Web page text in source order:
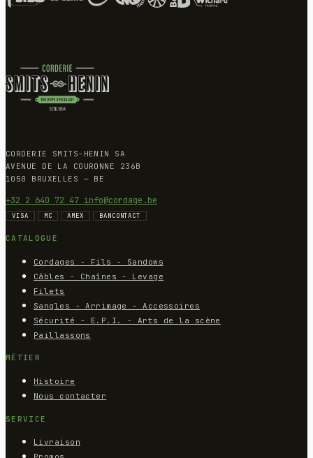
CORDERIE SMITS-HENIN SA
AVENUE DE LA COURONNE 236B
1050 BRUXELLES — BE
+32 2 640 72 47 info@cordage.be
VISA MC AMEX BANCONTACT
CATALOGUE
Cordages - Fils - Sandows
Câbles - Chaînes - Levage
Filets
Sangles - Arrimage - Accessoires
Sécurité - E.P.I. - Arts de la scène
Paillassons
MÉTIER
Histoire
Nous contacter
SERVICE
Livraison